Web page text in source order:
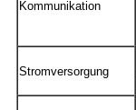
Kommunikation
Stromversorgung